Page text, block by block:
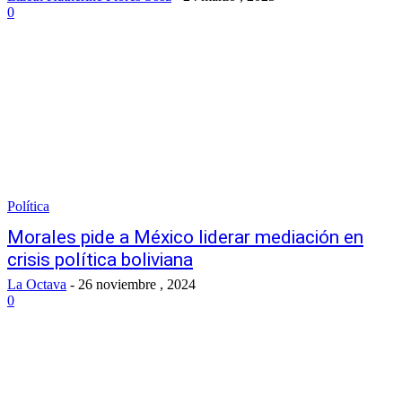
0
Política
Morales pide a México liderar mediación en
crisis política boliviana
La Octava - 26 noviembre , 2024
0